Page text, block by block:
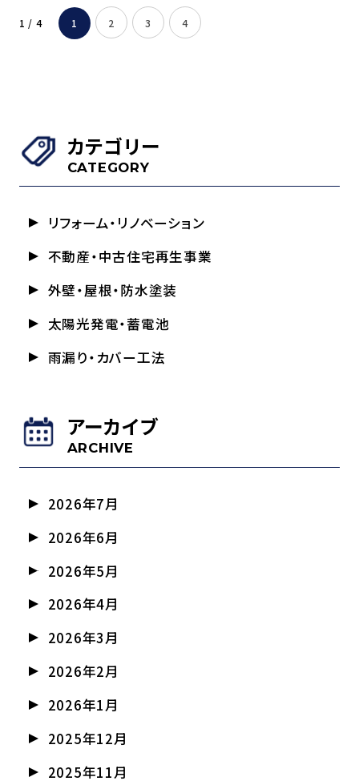
1 / 4 1 2 3 4
カテゴリー
CATEGORY
リフォーム・リノベーション
不動産・中古住宅再生事業
外壁・屋根・防水塗装
太陽光発電・蓄電池
雨漏り・カバー工法
アーカイブ
ARCHIVE
2026年7月
2026年6月
2026年5月
2026年4月
2026年3月
2026年2月
2026年1月
2025年12月
2025年11月